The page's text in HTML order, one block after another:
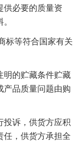
供必要的质量资
标等符合国家有关
明的贮藏条件贮藏
产品质量问题由购
投诉，供货方应积
任，供货方承担全